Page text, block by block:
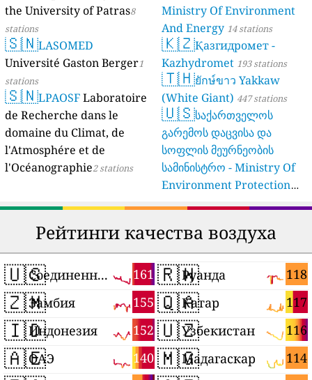
Verbraucherschutz NRW)
61 stations
the University of Patras8
stations
🇸🇳LASOMED
Université Gaston Berger1
stations
🇸🇳LPAOSF Laboratoire
de Recherche dans le
domaine du Climat, de
l'Atmosphére et de
l'Océanographie2 stations
Ministry Of Environment
And Energy 14 stations
🇰🇿Қазгидромет -
Kazhydromet 193 stations
🇹🇭ยักษ์ขาว Yakkaw
(White Giant) 447 stations
🇺🇸საქართველოს
გარემოს დაცვისა და
სოფლის მეურნეობის
სამინისტრო - Ministry Of
Environment Protection
Рейтинги качества воздуха
🇺🇸 161
Соединенные Штаты
🇿🇲 155
Замбия
🇮🇩 152
Индонезия
🇦🇪 140
ОАЭ
🇷🇼 118
Руанда
🇶🇦 117
Катар
🇺🇿 116
Узбекистан
🇲🇬 114
Мадагаскар